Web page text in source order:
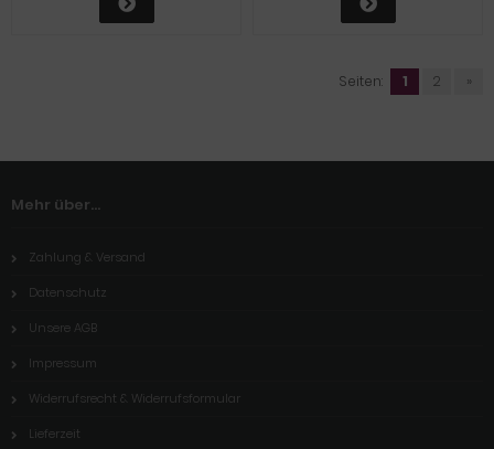
Seiten: 1 2 »
Mehr über...
Zahlung & Versand
Datenschutz
Unsere AGB
Impressum
Widerrufsrecht & Widerrufsformular
Lieferzeit